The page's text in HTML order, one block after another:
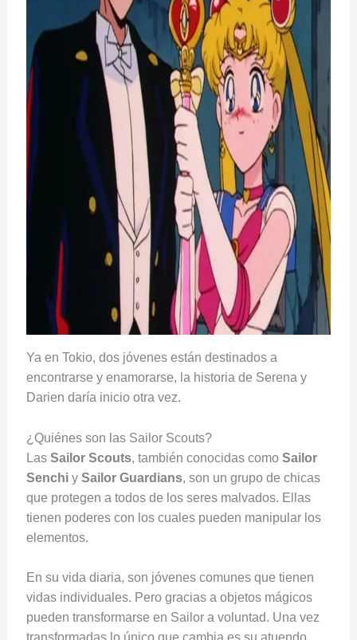
Ya en Tokio, dos jóvenes están destinados a
encontrarse y enamorarse, la historia de Serena y
Darien daría inicio otra vez.
¿Quiénes son las Sailor Scouts?
Las Sailor Scouts, también conocidas como Sailor
Senchiy Sailor Guardians, son un grupo de chicas
que protegen a todos de los seres malvados. Ellas
tienen poderes con los cuales pueden manipular los
elementos.
En su vida diaria, son jóvenes comunes que tienen
vidas individuales. Pero gracias a objetos mágicos
pueden transformarse en Sailor a voluntad. Una vez